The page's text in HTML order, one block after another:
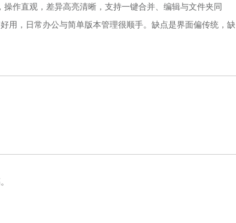
作直观，差异高亮清晰，支持一键合并、编辑与文件夹同
用，日常办公与简单版本管理很顺手。缺点是界面偏传统，缺